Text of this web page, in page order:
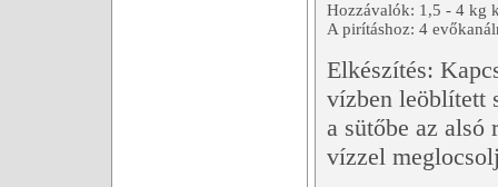
Hozzávalók: 1,5 - 4 kg
A pirításhoz: 4
Elkészítés:
vízben leöblített
a sütőbe az alsó
vízzel